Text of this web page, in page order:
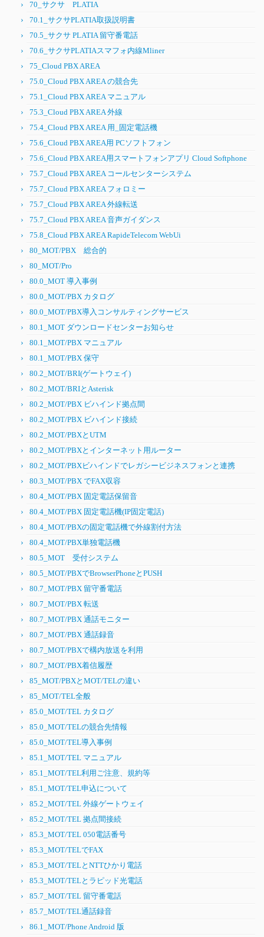
70_サクサ PLATIA
70.1_サクサPLATIA取扱説明書
70.5_サクサ PLATIA 留守番電話
70.6_サクサPLATIAスマフォ内線Mliner
75_Cloud PBX AREA
75.0_Cloud PBX AREA の競合先
75.1_Cloud PBX AREA マニュアル
75.3_Cloud PBX AREA 外線
75.4_Cloud PBX AREA 用_固定電話機
75.6_Cloud PBX AREA用 PCソフトフォン
75.6_Cloud PBX AREA用スマートフォンアプリ Cloud Softphone
75.7_Cloud PBX AREA コールセンターシステム
75.7_Cloud PBX AREA フォロミー
75.7_Cloud PBX AREA 外線転送
75.7_Cloud PBX AREA 音声ガイダンス
75.8_Cloud PBX AREA RapideTelecom WebUi
80_MOT/PBX 総合的
80_MOT/Pro
80.0_MOT 導入事例
80.0_MOT/PBX カタログ
80.0_MOT/PBX導入コンサルティングサービス
80.1_MOT ダウンロードセンターお知らせ
80.1_MOT/PBX マニュアル
80.1_MOT/PBX 保守
80.2_MOT/BRI(ゲートウェイ)
80.2_MOT/BRIとAsterisk
80.2_MOT/PBX ビハインド拠点間
80.2_MOT/PBX ビハインド接続
80.2_MOT/PBXとUTM
80.2_MOT/PBXとインターネット用ルーター
80.2_MOT/PBXビハインドでレガシービジネスフォンと連携
80.3_MOT/PBX でFAX収容
80.4_MOT/PBX 固定電話保留音
80.4_MOT/PBX 固定電話機(IP固定電話)
80.4_MOT/PBXの固定電話機で外線割付方法
80.4_MOT/PBX単独電話機
80.5_MOT 受付システム
80.5_MOT/PBXでBrowserPhoneとPUSH
80.7_MOT/PBX 留守番電話
80.7_MOT/PBX 転送
80.7_MOT/PBX 通話モニター
80.7_MOT/PBX 通話録音
80.7_MOT/PBXで構内放送を利用
80.7_MOT/PBX着信履歴
85_MOT/PBXとMOT/TELの違い
85_MOT/TEL全般
85.0_MOT/TEL カタログ
85.0_MOT/TELの競合先情報
85.0_MOT/TEL導入事例
85.1_MOT/TEL マニュアル
85.1_MOT/TEL利用ご注意、規約等
85.1_MOT/TEL申込について
85.2_MOT/TEL 外線ゲートウェイ
85.2_MOT/TEL 拠点間接続
85.3_MOT/TEL 050電話番号
85.3_MOT/TELでFAX
85.3_MOT/TELとNTTひかり電話
85.3_MOT/TELとラピッド光電話
85.7_MOT/TEL 留守番電話
85.7_MOT/TEL通話録音
86.1_MOT/Phone Android 版